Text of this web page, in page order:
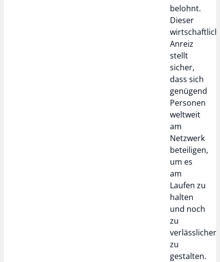
belohnt.
Dieser
Anreiz
stellt
sicher,
dass sich
genügend
Personen
weltweit
am
Netzwerk
beteiligen,
um es
am
Laufen zu
halten
und noch
zu
verlässlicher
zu
gestalten.